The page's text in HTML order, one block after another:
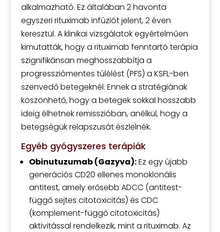
alkalmazható. Ez általában 2 havonta
egyszeri rituximab infúziót jelent, 2 éven
keresztül. A klinikai vizsgálatok egyértelműen
kimutatták, hogy a rituximab fenntartó terápia
szignifikánsan meghosszabbítja a
progressziómentes túlélést (PFS) a KSFL-ben
szenvedő betegeknél. Ennek a stratégiának
köszönhető, hogy a betegek sokkal hosszabb
ideig élhetnek remisszióban, anélkül, hogy a
betegségük relapszusát észlelnék.
Egyéb gyógyszeres terápiák
Obinutuzumab (Gazyva):Ez egy újabb
generációs CD20 ellenes monoklonális
antitest, amely erősebb ADCC (antitest-
függő sejtes citotoxicitás) és CDC
(komplement-függő citotoxicitás)
aktivitással rendelkezik, mint a rituximab. Az